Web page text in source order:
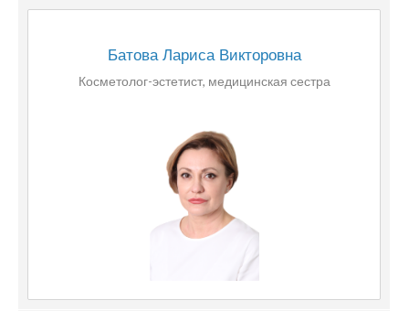
Батова Лариса Викторовна
Косметолог-эстетист, медицинская сестра